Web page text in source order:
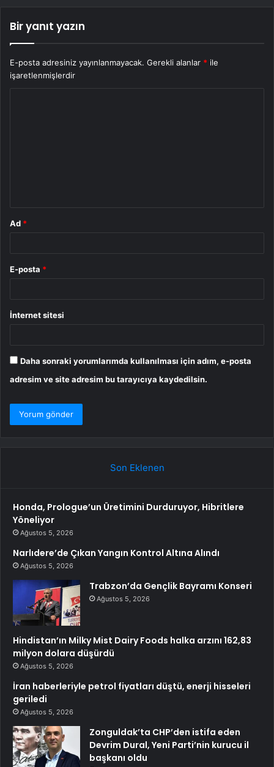
Bir yanıt yazın
E-posta adresiniz yayınlanmayacak. Gerekli alanlar * ile
işaretlenmişlerdir
Ad *
E-posta *
İnternet sitesi
Daha sonraki yorumlarımda kullanılması için adım, e-posta
adresim ve site adresim bu tarayıcıya kaydedilsin.
Son Eklenen
Honda, Prologue’un Üretimini Durduruyor, Hibritlere
Yöneliyor
Ağustos 5, 2026
Narlıdere’de Çıkan Yangın Kontrol Altına Alındı
Ağustos 5, 2026
Trabzon’da Gençlik Bayramı Konseri
Ağustos 5, 2026
Hindistan’ın Milky Mist Dairy Foods halka arzını 162,83
milyon dolara düşürdü
Ağustos 5, 2026
İran haberleriyle petrol fiyatları düştü, enerji hisseleri
geriledi
Ağustos 5, 2026
Zonguldak’ta CHP’den istifa eden
Devrim Dural, Yeni Parti’nin kurucu il
başkanı oldu